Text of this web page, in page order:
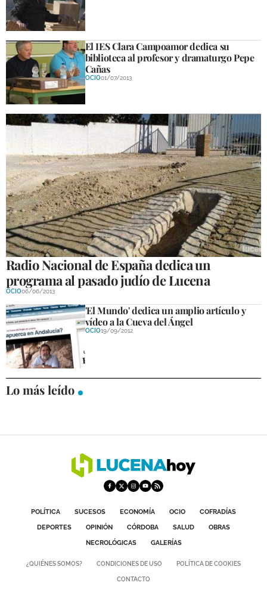
El IES Clara Campoamor dedica su
biblioteca al profesor y dramaturgo Pepe
Cañas
OCIO01/07/2013
Radio Nacional de España dedica un
programa al pasado judío de Lucena
OCIO06/06/2013
'El Mundo' dedica un amplio artículo y
vídeo a la Cueva del Ángel
OCIO19/09/2012
Lo más leído
POLÍTICA SUCESOS ECONOMÍA OCIO
COFRADÍAS
DEPORTES
OPINIÓN CÓRDOBA SALUD
OBRAS
NECROLÓGICAS
GALERÍAS
¿QUIÉNES SOMOS? CONDICIONES DE USO POLÍTICA DE COOKIES
CONTACTO